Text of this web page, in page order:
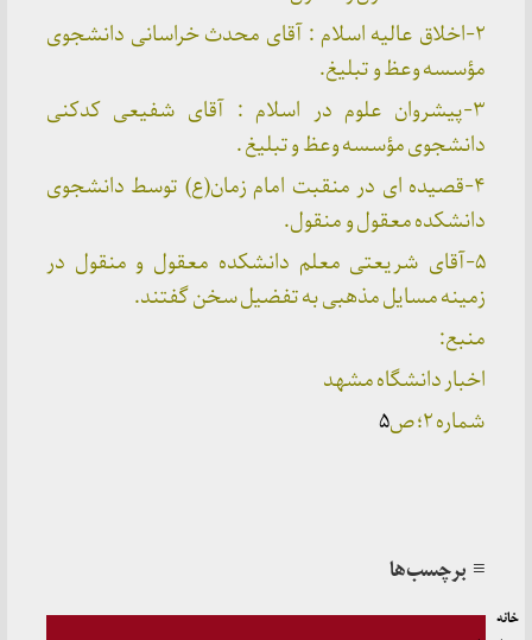
۲-اخلاق عالیه اسلام : آقای محدث خراسانی دانشجوی
مؤسسه وعظ و تبلیغ.
۳-پیشروان علوم در اسلام : آقای شفیعی کدکنی
دانشجوی مؤسسه وعظ و تبلیغ .
۴-قصیده ای در منقبت امام زمان(ع) توسط دانشجوی
دانشکده معقول و منقول.
۵-آقای شریعتی معلم دانشکده معقول و منقول در
زمینه مسایل مذهبی به تفضیل سخن گفتند.
منبع:
اخبار دانشگاه مشهد
شماره ۲؛ ص
۵
≡ برچسب‌ها
خانه